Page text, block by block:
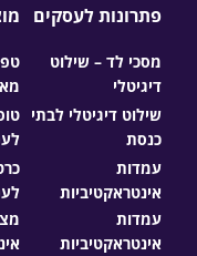
פתרונות לעסקים
מסכי לד – שילוט
דיגיטלי
שילוט דיגיטלי לבתי
כנסת
עמדות
אינטראקטיביות
עמדות
אינטראקטיביות